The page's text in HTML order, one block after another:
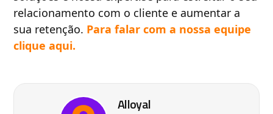
relacionamento com o cliente e aumentar a
sua retenção. Para falar com a nossa equipe
clique aqui.
Alloyal